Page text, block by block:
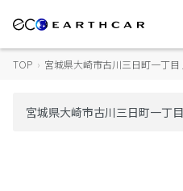
TOP › 宮城県大崎市古川三日町一丁